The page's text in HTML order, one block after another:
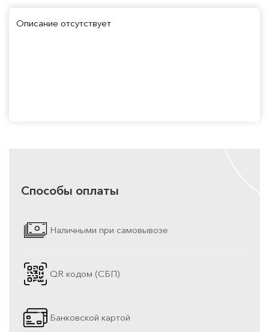
Описание отсутствует
Способы оплаты
Наличными при самовывозе
QR кодом (СБП)
Банковской картой